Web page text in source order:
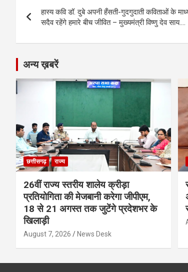
o
o
k
g
er
A
p
p
a
m
n
k
navigation
हास्य कवि डॉ. दुबे अपनी हँसती-गुदगुदाती कविताओं के
सदैव रहेंगे हमारे बीच जीवित – मुख्यमंत्री विष्णु देव साय….
अन्य ख़बरें
छत्तीसगढ़ राज्य
26वीं राज्य स्तरीय शालेय क्रीड़ा
प्रतियोगिता की मेजबानी करेगा जीपीएम,
18 से 21 अगस्त तक जुटेंगे प्रदेशभर के
खिलाड़ी
August 7, 2026 News Desk